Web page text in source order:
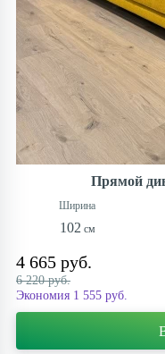
Прямой
102
4 665 руб.
6 220 руб.
Экономия 1 555 руб.